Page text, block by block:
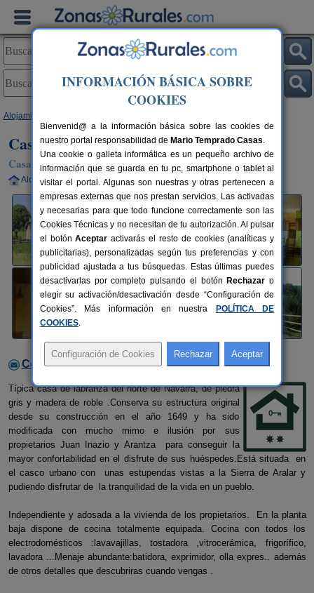
Alojamientos
Casa Rural Goienetxea
Casa Rural en Aldatz (Navarra)
Alquiler completo 4-11+3 plazas 35 km de Pamplona
Contactar con el alojamiento
Típica casa de labranza del norte de Navarra, de piedra
gris y madera de roble .Conserva su estructura original
desde su construcción en el año 1649 y ha sido
modificada con mucho mimo e ilusión por sus
propietarios Juan Inazio y Arantza para conseguir la
mayor confortabilidad en el disfrute de sus huéspedes.Está situada en
el casco urbano con unas estupendas vistas a la Sierra de Aralar y
pudiendo disfrutar de la tranquilidad de la vida en un pueblo.
Independiente y adosada a la vivienda de los propietarios. En la planta
baja dispone de cocina totalmente equipada. Cocina con todos los
electrodomésticos :lavavajillas, tostadora ,vitrocerámica, frigorífico,
lavadora ...Menaje abundante:batidora, exprimidor, olla expres.. además
de otros detalles que descubriras cuando vengas .
INFORMACIÓN BÁSICA SOBRE
COOKIES
Bienvenid@ a la información básica sobre las cookies de
nuestro portal responsabilidad de Mario Temprado Casas.
Una cookie o galleta informática es un pequeño archivo de
información que se guarda en tu pc, smartphone o tablet al
visitar el portal. Algunas son nuestras y otras pertenecen a
empresas externas que nos prestan servicios. Las activadas
y necesarias para que todo funcione correctamente son las
Cookies Técnicas y no necesitan de tu autorización. Al pulsar
el botónAceptar activarás el resto de cookies (analíticas y
publicitarias), personalizadas según tus preferencias y con
publicidad ajustada a tus búsquedas. Estas últimas puedes
desactivarlas por completo pulsando el botón Rechazar o
elegir su activación/desactivación desde “Configuración de
Cookies”. Más información en nuestra
POLÍTICA DE
COOKIES.